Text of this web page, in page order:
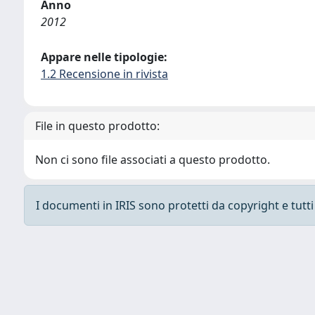
Anno
2012
Appare nelle tipologie:
1.2 Recensione in rivista
File in questo prodotto:
Non ci sono file associati a questo prodotto.
I documenti in IRIS sono protetti da copyright e